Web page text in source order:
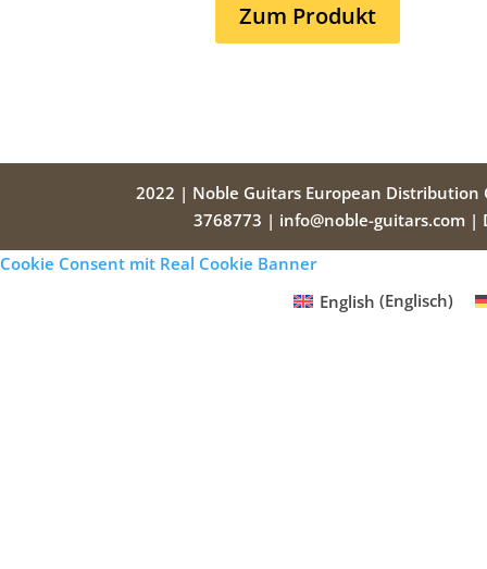
Zum Produkt
2022 | Noble Guitars European Distribution
3768773 | info@noble-guitars.com |
Cookie Consent mit Real Cookie Banner
English (Englisch)